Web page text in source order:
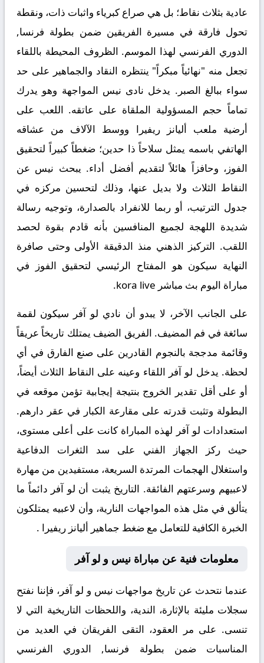
عادية بثلاث نقاط؛ بل هي صراع كبرياء واثبات ذات، ونقطة
تحول فارقة في مسيرة الفريقين ضمن بطولة فرنسا,
الدوري الفرنسي لهذا الموسم. الظروف المحيطة باللقاء
تجعل منه "نهائياً مبكراً" ينتظره النقاد والجماهير على حد
سواء ببالغ الصبر. يدخل نادى نيس المواجهة وهو يدرك
تماماً حجم المسؤولية الملقاة على عاتقه. اللعب على
أرضية ملعب أليانز ريفيرا ووسط الآلاف من عشاقه
الهاتفي باسمه يمثل سلاحاً ذا حدين؛ ضغطاً كبيراً لتحقيق
الفوز، وحافزاً هائلاً لتقديم أفضل أداء. يبحث نيس عن
النقاط الثلاث ولا بديل عنها، وذلك لتحسين مركزه في
جدول الترتيب، أو ربما للانفراد بالصدارة، وتوجيه رسالة
شديدة اللهجة لجميع المنافسين بأنه قادم بقوة لحصد
اللقب. التركيز الذهني منذ الدقيقة الأولى وحتى صافرة
النهاية سيكون هو المفتاح الرئيسي لتحقيق الفوز في
مباراة اليوم بث مباشر kora live .
على الجانب الآخر، لا يبدو أن نادي لو آفر سيكون لقمة
سائغة في فم المضيف. الفريق الضيف يمتلك تاريخاً عريقاً
وقائمة مدججة بالنجوم القادرين على صنع الفارق في أي
لحظة. يدخل لو آفر اللقاء وعينه على النقاط الثلاث أيضاً،
أو على أقل تقدير الخروج بنتيجة إيجابية تؤمن موقعه في
البطولة وتثبت قدرته على مقارعة الكبار في عقر دارهم.
استعدادات لو آفر لهذه المباراة كانت على أعلى مستوى،
حيث ركز الجهاز الفني على سد الثغرات الدفاعية
واستغلال الهجمات المرتدة السريعة، مستفيدين من مهارة
لاعبيهم وسرعتهم الفائقة. التاريخ يثبت أن لو آفر دائماً ما
يتألق في مثل هذه المواجهات النارية، وأن لاعبيه يمتلكون
الخبرة الكافية للتعامل مع ضغط جماهير أليانز ريفيرا .
معلومات فنية عن مباراة نيس و لو آفر
عندما نتحدث عن تاريخ مواجهات نيس و لو آفر، فإننا نفتح
سجلات مليئة بالإثارة، الندية، واللحظات التاريخية التي لا
تنسى. على مر العقود، التقى الفريقان في العديد من
المناسبات ضمن بطولة فرنسا, الدوري الفرنسي